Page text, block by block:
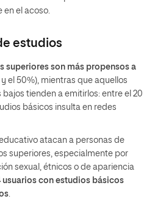
el acoso.
estudios
superiores son más propensos a
el 50%), mientras que aquellos
tienden a emitirlos: entre el 20
básicos insulta en redes
atacan a personas de
superiores, especialmente por
sexual, étnicos o de apariencia
usuarios con estudios básicos